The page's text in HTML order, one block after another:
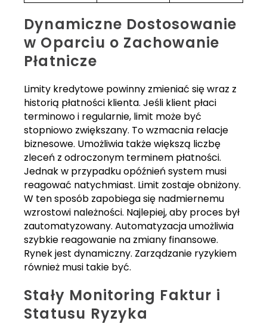
Dynamiczne Dostosowanie
w Oparciu o Zachowanie
Płatnicze
Limity kredytowe powinny zmieniać się wraz z
historią płatności klienta. Jeśli klient płaci
terminowo i regularnie, limit może być
stopniowo zwiększany. To wzmacnia relacje
biznesowe. Umożliwia także większą liczbę
zleceń z odroczonym terminem płatności.
Jednak w przypadku opóźnień system musi
reagować natychmiast. Limit zostaje obniżony.
W ten sposób zapobiega się nadmiernemu
wzrostowi należności. Najlepiej, aby proces był
zautomatyzowany. Automatyzacja umożliwia
szybkie reagowanie na zmiany finansowe.
Rynek jest dynamiczny. Zarządzanie ryzykiem
również musi takie być.
Stały Monitoring Faktur i
Statusu Ryzyka